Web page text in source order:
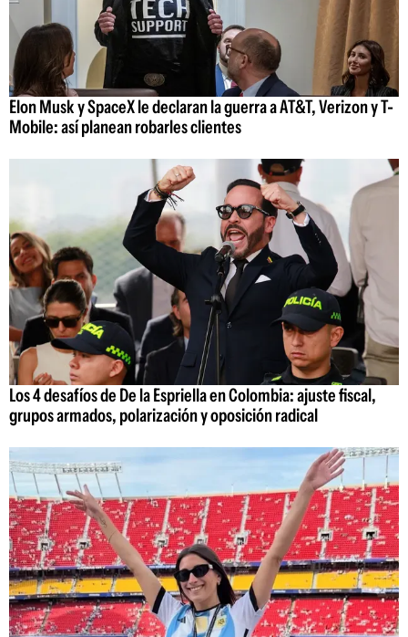
Elon Musk y SpaceX le declaran la guerra a AT&T, Verizon y T-
Mobile: así planean robarles clientes
Los 4 desafíos de De la Espriella en Colombia: ajuste fiscal,
grupos armados, polarización y oposición radical